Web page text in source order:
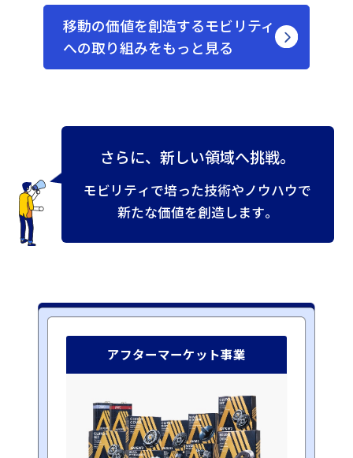
移動の価値を創造するモビリティ
への取り組みをもっと見る
さらに、新しい領域へ挑戦。
モ ビリ ティで培った技術やノ ウハウで
新たな価値を創造します。
アフターマーケット事業